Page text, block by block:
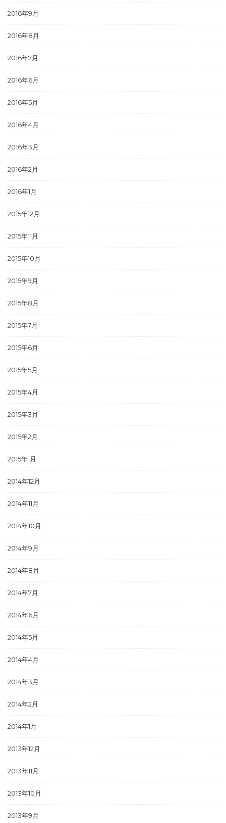
2016年9月
2016年8月
2016年7月
2016年6月
2016年5月
2016年4月
2016年3月
2016年2月
2016年1月
2015年12月
2015年11月
2015年10月
2015年9月
2015年8月
2015年7月
2015年6月
2015年5月
2015年4月
2015年3月
2015年2月
2015年1月
2014年12月
2014年11月
2014年10月
2014年9月
2014年8月
2014年7月
2014年6月
2014年5月
2014年4月
2014年3月
2014年2月
2014年1月
2013年12月
2013年11月
2013年10月
2013年9月